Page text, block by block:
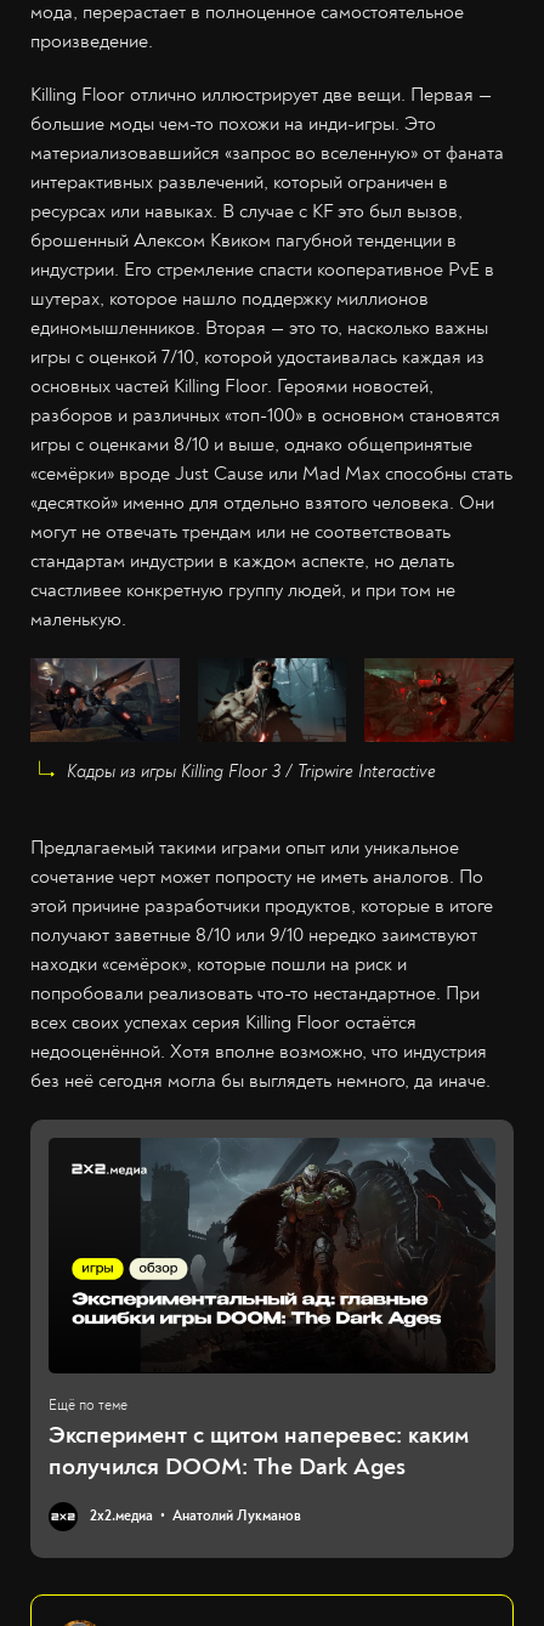
мода, перерастает в полноценное самостоятельное
произведение.
Killing Floor отлично иллюстрирует две вещи. Первая —
большие моды чем-то похожи на инди-игры. Это
материализовавшийся «запрос во вселенную» от фаната
интерактивных развлечений, который ограничен в
ресурсах или навыках. В случае с KF это был вызов,
брошенный Алексом Квиком пагубной тенденции в
индустрии. Его стремление спасти кооперативное PvE в
шутерах, которое нашло поддержку миллионов
единомышленников. Вторая — это то, насколько важны
игры с оценкой 7/10, которой удостаивалась каждая из
основных частей Killing Floor. Героями новостей,
разборов и различных «топ-100» в основном становятся
игры с оценками 8/10 и выше, однако общепринятые
«семёрки» вроде Just Cause или Mad Max способны стать
«десяткой» именно для отдельно взятого человека. Они
могут не отвечать трендам или не соответствовать
стандартам индустрии в каждом аспекте, но делать
счастливее конкретную группу людей, и при том не
маленькую.
Кадры из игры Killing Floor 3 / Tripwire Interactive
Предлагаемый такими играми опыт или уникальное
сочетание черт может попросту не иметь аналогов. По
этой причине разработчики продуктов, которые в итоге
получают заветные 8/10 или 9/10 нередко заимствуют
находки «семёрок», которые пошли на риск и
попробовали реализовать что-то нестандартное. При
всех своих успехах серия Killing Floor остаётся
недооценённой. Хотя вполне возможно, что индустрия
без неё сегодня могла бы выглядеть немного, да иначе.
Эксперимент с щитом наперевес: каким
получился DOOM: The Dark Ages
2х2.медиа Анатолий Лукманов